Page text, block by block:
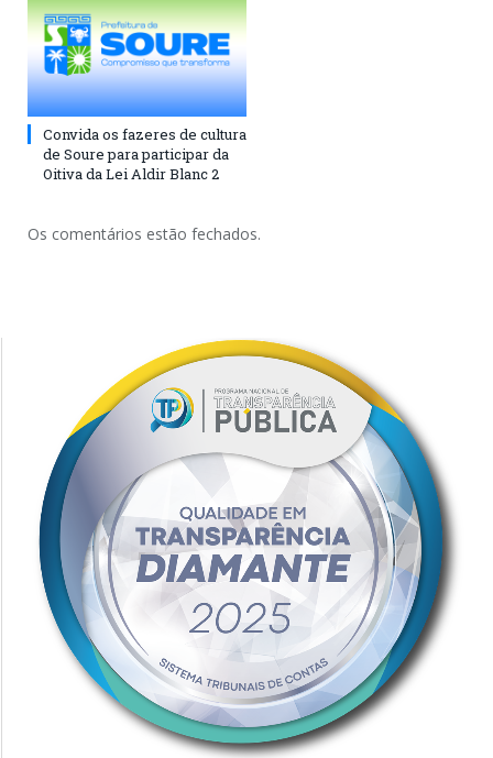
Convida os fazeres de cultura
de Soure para participar da
Oitiva da Lei Aldir Blanc 2
Os comentários estão fechados.